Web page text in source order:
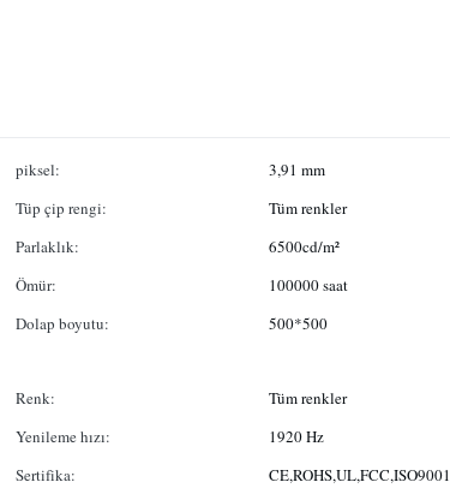
piksel:
3,91 mm
Tüp çip rengi:
Tüm renkler
Parlaklık:
6500cd/m²
Ömür:
100000 saat
Dolap boyutu: 500*500
Renk:
Tüm renkler
Yenileme hızı:
1920 Hz
Sertifika:
CE,ROHS,UL,FCC,ISO9001